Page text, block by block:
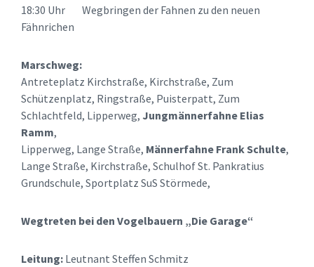
18:30 Uhr Wegbringen der Fahnen zu den neuen
Fähnrichen
Marschweg:
Antreteplatz Kirchstraße, Kirchstraße, Zum
Schützenplatz, Ringstraße, Puisterpatt, Zum
Schlachtfeld, Lipperweg, Jungmännerfahne Elias
Ramm,
Lipperweg, Lange Straße, Männerfahne Frank Schulte,
Lange Straße, Kirchstraße, Schulhof St. Pankratius
Grundschule, Sportplatz SuS Störmede,
Wegtreten bei den Vogelbauern „Die Garage“
Leitung: Leutnant Steffen Schmitz